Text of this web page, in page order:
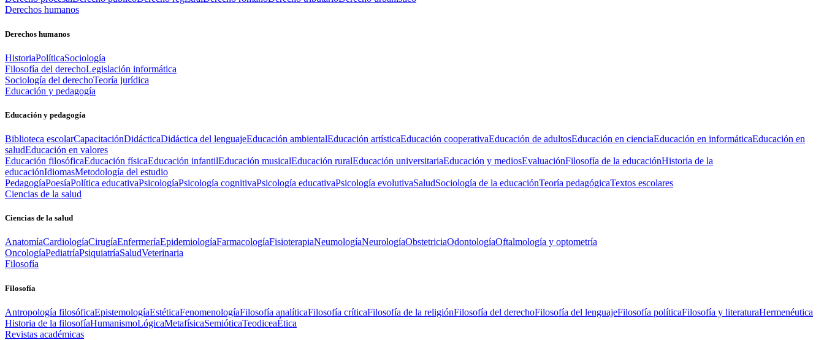
Derechos humanos
Derechos humanos
HistoriaPolíticaSociología
Filosofía del derechoLegislación informática
Sociología del derechoTeoría jurídica
Educación y pedagogía
Educación y pedagogía
Biblioteca escolarCapacitaciónDidácticaDidáctica del lenguajeEducación ambientalEducación artísticaEducación cooperativaEducación de adultosEducación en cienciaEducación en informáticaEducación en
saludEducación en valores
Educación filosóficaEducación físicaEducación infantilEducación musicalEducación ruralEducación universitariaEducación y mediosEvaluaciónFilosofía de la educaciónHistoria de la
educaciónIdiomasMetodología del estudio
PedagogíaPoesíaPolítica educativaPsicologíaPsicología cognitivaPsicología educativaPsicología evolutivaSaludSociología de la educaciónTeoría pedagógicaTextos escolares
Ciencias de la salud
Ciencias de la salud
AnatomíaCardiologíaCirugíaEnfermeríaEpidemiologíaFarmacologíaFisioterapiaNeumologíaNeurologíaObstetriciaOdontologíaOftalmología y optometría
OncologíaPediatríaPsiquiatríaSaludVeterinaria
Filosofía
Filosofía
Antropología filosóficaEpistemologíaEstéticaFenomenologíaFilosofía analíticaFilosofía críticaFilosofía de la religiónFilosofía del derechoFilosofía del lenguajeFilosofía políticaFilosofía y literaturaHermenéutica
Historia de la filosofíaHumanismoLógicaMetafísicaSemióticaTeodiceaÉtica
Revistas académicas